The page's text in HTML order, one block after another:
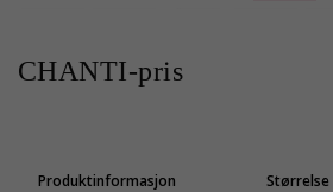
CHANTI-pris
Produktinformasjon
Størrelse